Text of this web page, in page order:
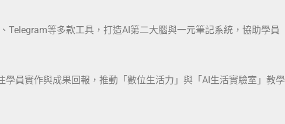
Telegram等多款工具，打造AI第二大腦與一元筆記系統，協助學員
學員實作與成果回報，推動「數位生活力」與「AI生活實驗室」教學